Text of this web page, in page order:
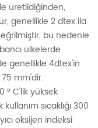
üretildiğinden,
genellikle 2 dtex ila
eğrilmiştir, bu nedenle
ülkelerde
genellikle 4dtex'in
mm'dir.
° C'likyüksek
kullanım sıcaklığı 300
oksijen indeksi